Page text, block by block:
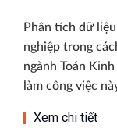
Phân tích dữ
nghiệp trong
ngành Toán
làm công việc
Xem chi tiết